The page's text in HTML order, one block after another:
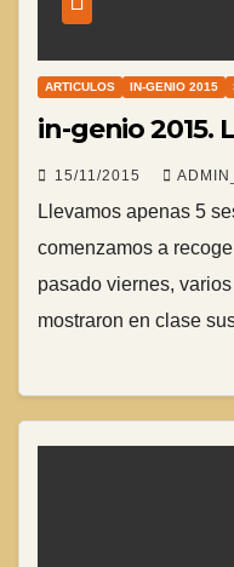
ARTICULOS IN-GENIO 2015
in-genio 2015.
15/11/2015
Llevamos apenas 5
comenzamos a
pasado viernes,
mostraron en clase